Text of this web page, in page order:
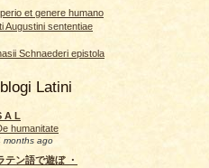
et genere humano
Augustini sententiae
Schnaederi epistola
Latini
A L
humanitate
months ago
テン語で遊ぼ ・